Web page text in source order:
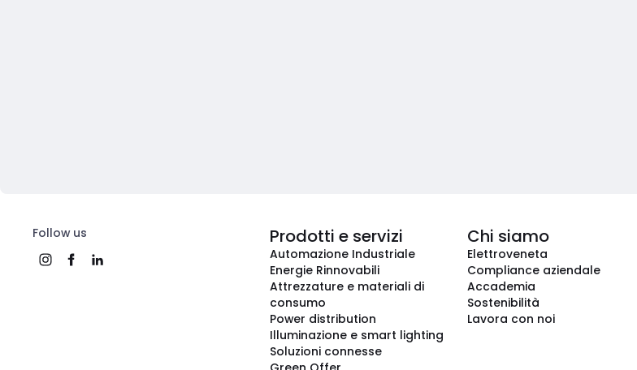
Follow us Prodotti e servizi
Automazione Industriale
Energie Rinnovabili
Attrezzature e materiali di
consumo
Power distribution
Illuminazione e smart lighting
Soluzioni connesse
Chi siamo
Elettroveneta
Compliance aziendale
Accademia
Sostenibilità
Lavora con noi